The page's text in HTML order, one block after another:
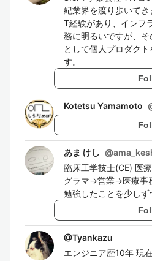
紀業界を渡り歩いてき
T経験があり、インフ
務に明るいですが、
として個人プロダク
す。
Kotetsu Yamamoto
あま けし @
臨床工学技士(CE) 医
グラマ→営業→医療事
勉強したことを少しず
@Tyankazu
エンジニア歴10年 現